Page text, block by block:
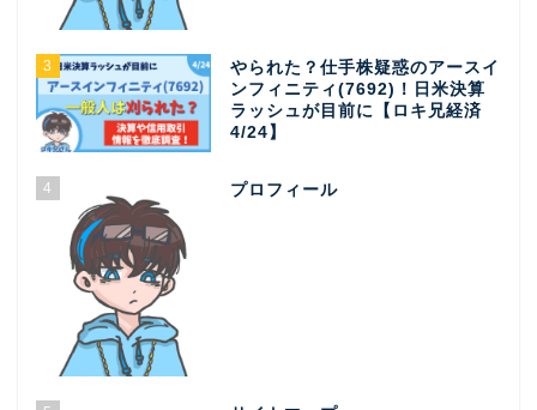
3
やられた？仕手株疑惑のアースイ
ンフィニティ(7692)！日米決算
ラッシュが目前に【ロキ兄経済
4/24】
4 プロフィール